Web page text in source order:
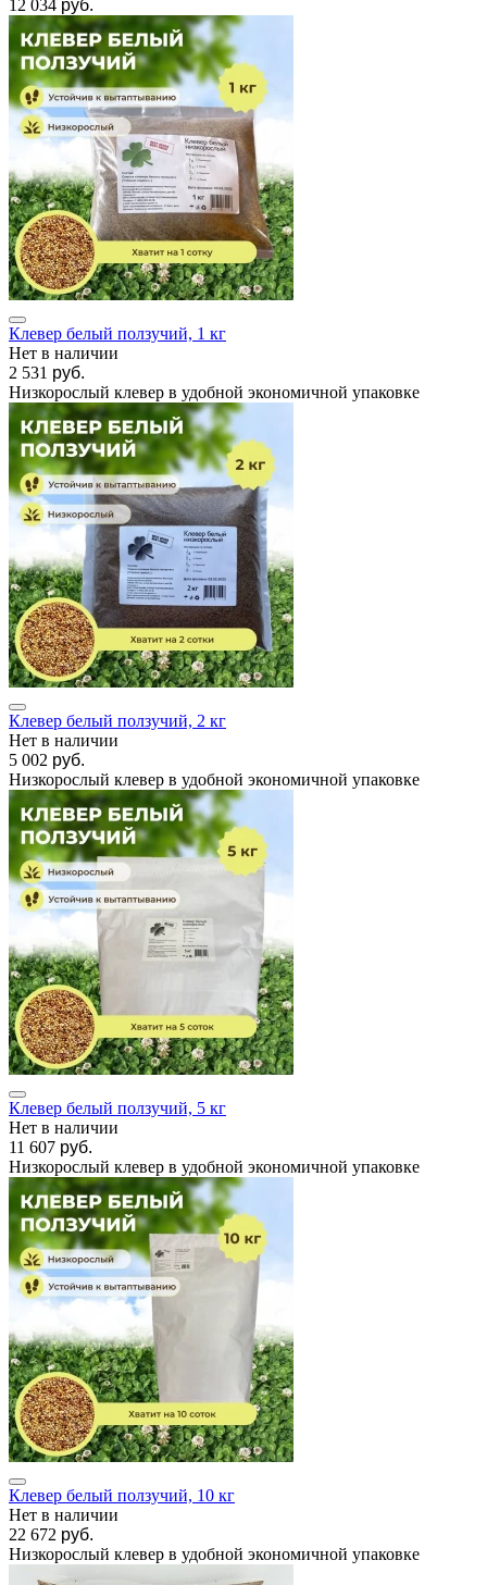
12 034 руб.
Клевер белый ползучий, 1 кг
Нет в наличии
2 531
руб.
Низкорослый клевер в удобной экономичной упаковке
Клевер белый ползучий, 2 кг
Нет в наличии
5 002 руб.
Низкорослый клевер в удобной экономичной упаковке
Клевер белый ползучий, 5 кг
Нет в наличии
11 607 руб.
Низкорослый клевер в удобной экономичной упаковке
Клевер белый ползучий, 10 кг
Нет в наличии
22 672 руб.
Низкорослый клевер в удобной экономичной упаковке